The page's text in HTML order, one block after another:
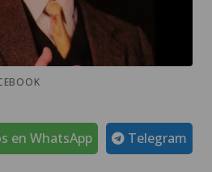
Telegram
en WhatsApp